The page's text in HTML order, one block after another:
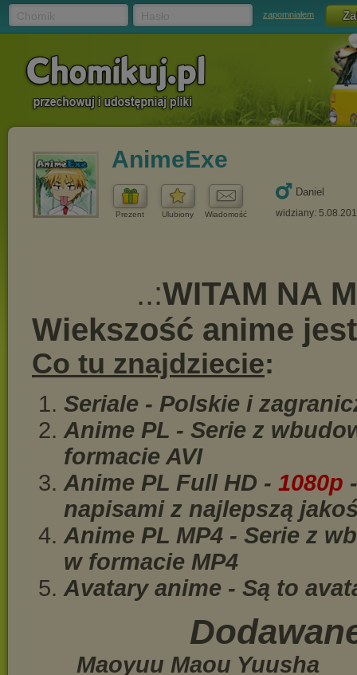
zapomniałem
AnimeExe
Prezent Ulubiony Wiadomość
Daniel
widziany: